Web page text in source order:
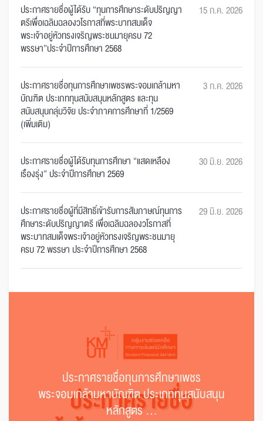
ประกาศรายชื่อผู้ได้รับ “ทุนการศึกษาระดับปริญญา
ตรีเพื่อเฉลิมฉลองวโรกาสที่พระบาทสมเด็จ
พระเจ้าอยู่หัวทรงเจริญพระชนมายุครบ 72
พรรษา”ประจำปีการศึกษา 2568
15 ก.ค. 2026
ประกาศรายชื่อทุนการศึกษาเพชรพระจอมเกล้ามหา
บัณฑิต ประเภททุนสนับสนุนหลักสูตร และทุน
สนับสนุนกลุ่มวิจัย ประจำภาคการศึกษาที่ 1/2569
(เพิ่มเติม)
3 ก.ค. 2026
ประกาศรายชื่อผู้ได้รับทุนการศึกษา “แสดเหลือง
เรืองรุ่ง” ประจำปีการศึกษา 2569
30 มิ.ย. 2026
ประกาศรายชื่อผู้ที่มีสิทธิ์เข้ารับการสัมภาษณ์ทุนการ
ศึกษาระดับปริญญาตรี เพื่อเฉลิมฉลองวโรกาสที่
พระบาทสมเด็จพระเจ้าอยู่หัวทรงเจริญพระชนมายุ
ครบ 72 พรรษา ประจำปีการศึกษา 2568
29 มิ.ย. 2026
ประกาศรายชื่อทุนการศึกษาเพชร
พระจอมเกล้ามหาบัณฑิต ประเภททุนสนับสนุน
หลักสูตร ...